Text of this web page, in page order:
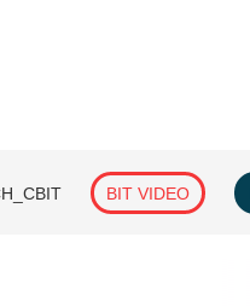
BIT VIDEO